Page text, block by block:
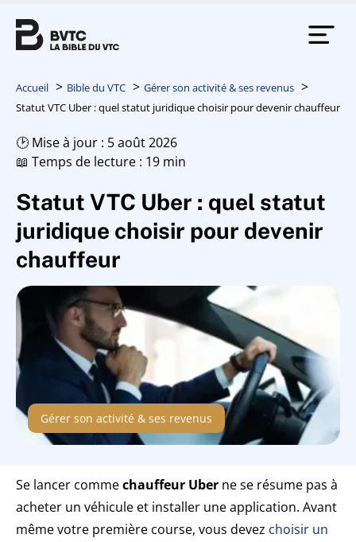
Accueil Bible du VTC
Gérer son activité & ses revenus
Statut VTC Uber : quel statut juridique choisir pour devenir chauffeur
🕑 Mise à jour : 5 août 2026
📖 Temps de lecture : 19 min
Statut VTC Uber : quel statut
juridique choisir pour devenir
chauffeur
Gérer son activité & ses revenus
Se lancer commechauffeur Uber ne se résume pas à
acheter un véhicule et installer une application. Avant
même votre première course, vous devez choisir un